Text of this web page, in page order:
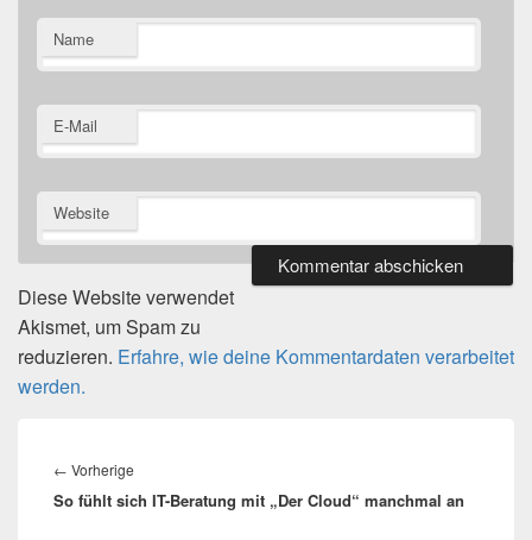
Name
E-Mail
Website
Diese Website verwendet
Akismet, um Spam zu
reduzieren. Erfahre, wie deine Kommentardaten verarbeitet
werden.
← Vorherige
Beitrag:
So fühlt sich IT-Beratung mit „Der Cloud“ manchmal an